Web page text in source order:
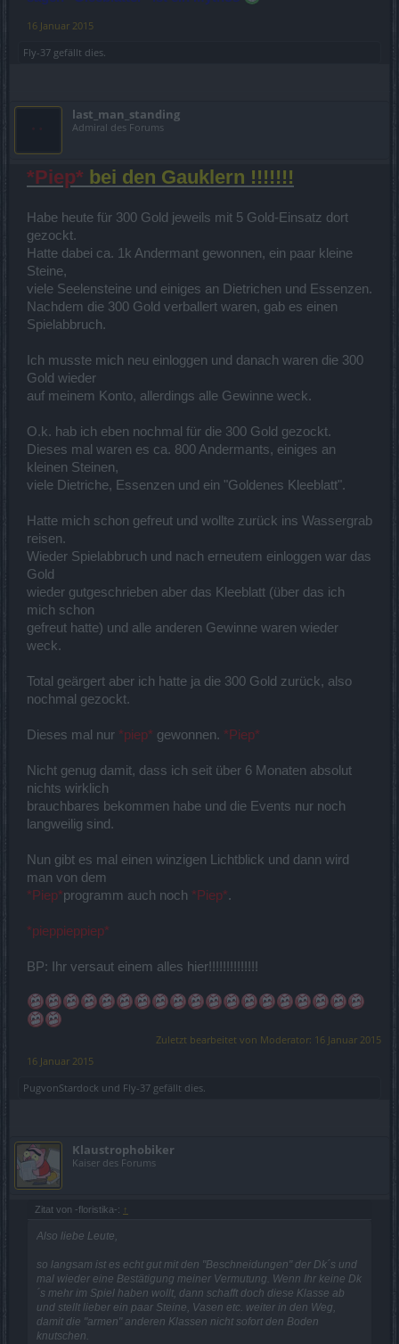
16 Januar 2015
Fly-37 gefällt dies.
last_man_standing
Admiral des Forums
*Piep* bei den Gauklern !!!!!!!
Habe heute für 300 Gold jeweils mit 5 Gold-Einsatz dort
gezockt.
Hatte dabei ca. 1k Andermant gewonnen, ein paar kleine
Steine,
viele Seelensteine und einiges an Dietrichen und Essenzen.
Nachdem die 300 Gold verballert waren, gab es einen
Spielabbruch.
Ich musste mich neu einloggen und danach waren die 300
Gold wieder
auf meinem Konto, allerdings alle Gewinne weck.
O.k. hab ich eben nochmal für die 300 Gold gezockt.
Dieses mal waren es ca. 800 Andermants, einiges an
kleinen Steinen,
viele Dietriche, Essenzen und ein "Goldenes Kleeblatt".
Hatte mich schon gefreut und wollte zurück ins Wassergrab
reisen.
Wieder Spielabbruch und nach erneutem einloggen war das
Gold
wieder gutgeschrieben aber das Kleeblatt (über das ich
mich schon
gefreut hatte) und alle anderen Gewinne waren wieder
weck.
Total geärgert aber ich hatte ja die 300 Gold zurück, also
nochmal gezockt.
Dieses mal nur *piep* gewonnen. *Piep*
Nicht genug damit, dass ich seit über 6 Monaten absolut
nichts wirklich
brauchbares bekommen habe und die Events nur noch
langweilig sind.
Nun gibt es mal einen winzigen Lichtblick und dann wird
man von dem
*Piep*programm auch noch *Piep*.
*pieppieppiep*
BP: Ihr versaut einem alles hier!!!!!!!!!!!!!!
Zuletzt bearbeitet von Moderator: 16 Januar 2015
16 Januar 2015
PugvonStardock und Fly-37 gefällt dies.
Klaustrophobiker
Kaiser des Forums
Zitat von -floristika-: ↑
Also liebe Leute,
so langsam ist es echt gut mit den "Beschneidungen" der Dk´s und
mal wieder eine Bestätigung meiner Vermutung. Wenn Ihr keine Dk
´s mehr im Spiel haben wollt, dann schafft doch diese Klasse ab
und stellt lieber ein paar Steine, Vasen etc. weiter in den Weg,
damit die "armen" anderen Klassen nicht sofort den Boden
knutschen.